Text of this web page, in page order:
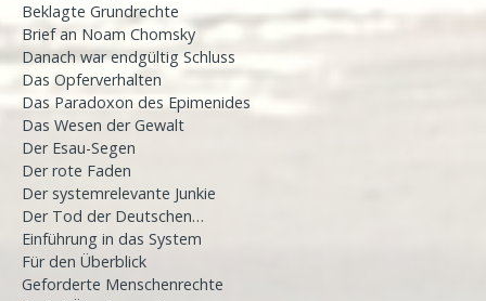
Beklagte Grundrechte
Brief an Noam Chomsky
Danach war endgültig Schluss
Das Opferverhalten
Das Paradoxon des Epimenides
Das Wesen der Gewalt
Der Esau-Segen
Der rote Faden
Der systemrelevante Junkie
Der Tod der Deutschen…
Einführung in das System
Für den Überblick
Geforderte Menschenrechte